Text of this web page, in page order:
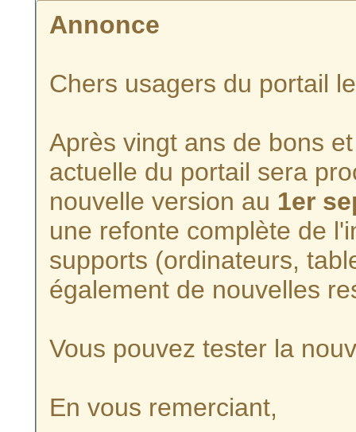
Annonce
Chers usagers du portail
Après vingt ans de bons
actuelle du portail sera
nouvelle version au 1er
une refonte complète de
supports (ordinateurs,
également de nouvelles
Vous pouvez tester la
En vous remerciant,